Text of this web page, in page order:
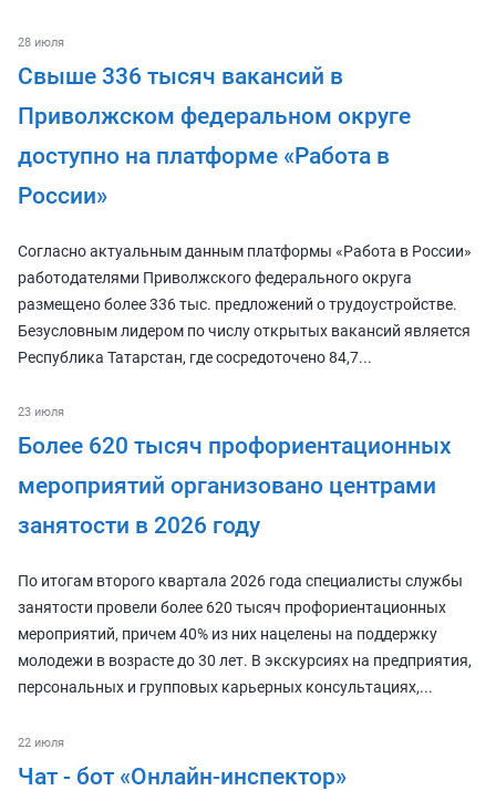
28 июля
Свыше 336 тысяч вакансий в
Приволжском федеральном округе
доступно на платформе «Работа в
России»
Согласно актуальным данным платформы «Работа в России»
работодателями Приволжского федерального округа
размещено более 336 тыс. предложений о трудоустройстве.
Безусловным лидером по числу открытых вакансий является
Республика Татарстан, где сосредоточено 84,7...
23 июля
Более 620 тысяч профориентационных
мероприятий организовано центрами
занятости в 2026 году
По итогам второго квартала 2026 года специалисты службы
занятости провели более 620 тысяч профориентационных
мероприятий, причем 40% из них нацелены на поддержку
молодежи в возрасте до 30 лет. В экскурсиях на предприятия,
персональных и групповых карьерных консультациях,...
22 июля
Чат - бот «Онлайн-инспектор»